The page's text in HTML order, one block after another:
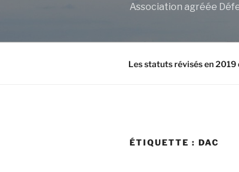
Association agréée
Les statuts révisés en
ÉTIQUETTE : DAC